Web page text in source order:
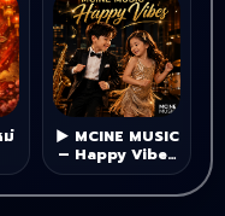
ม่
▶ MCINE MUSIC
– Happy Vibes
Vol.1